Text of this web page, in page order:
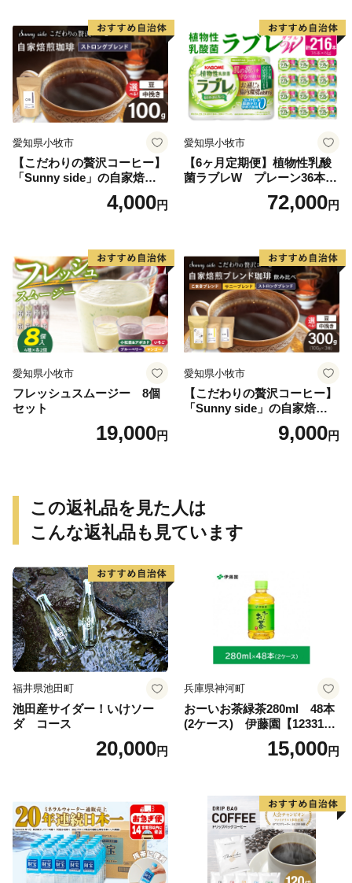
愛知県小牧市
【こだわりの贅沢コーヒー】
「Sunny side」の自家焙煎珈
琲ストロングブレンド（100
4,000円
愛知県小牧市
【6ヶ月定期便】植物性乳酸
菌ラブレW プレーン36本
72,000円
愛知県小牧市
フレッシュスムージー 8個
セット
19,000円
愛知県小牧市
【こだわりの贅沢コーヒー】
「Sunny side」の自家焙煎珈
琲ブレンド珈琲飲み比べセッ
9,000円
この返礼品を見た人は
こんな返礼品も見ています
福井県池田町
池田産サイダー！いけソー
ダ コース
20,000円
兵庫県神河町
おーいお茶緑茶280ml 48本
(2ケース) 伊藤園【123317
15,000円